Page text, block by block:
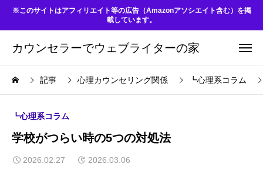
※このサイトはアフィリエイト等の広告（Amazonアソシエイト含む）を掲
載しています。
カウンセラーでウェブライターの家
記事 心理カウンセリング関係 ┗心理系コラム
┗心理系コラム
学校がつらい時の5つの対処法
2026.02.27 2026.03.06